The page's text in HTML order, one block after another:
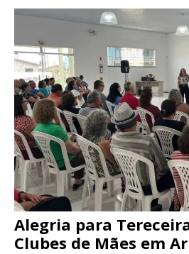
Alegria para
Clubes de Mães em